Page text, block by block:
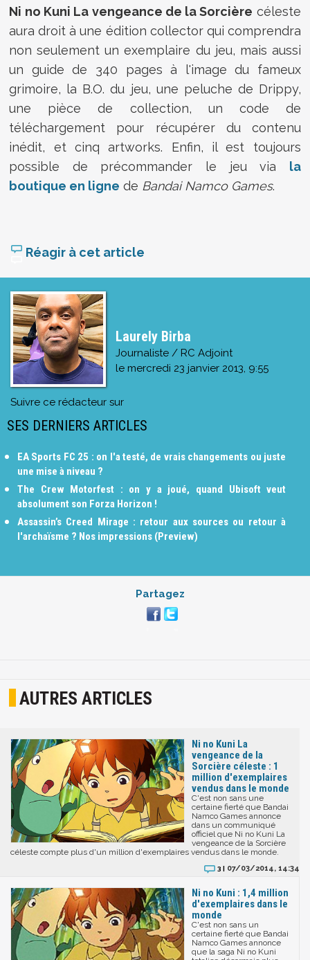
Ni no Kuni La vengeance de la Sorcière céleste
aura droit à une édition collector qui comprendra
non seulement un exemplaire du jeu, mais aussi
un guide de 340 pages à l'image du fameux
grimoire, la B.O. du jeu, une peluche de Drippy,
une pièce de collection, un code de
téléchargement pour récupérer du contenu
inédit, et cinq artworks. Enfin, il est toujours
possible de précommander le jeu via la
boutique en ligne de Bandai Namco Games.
Réagir à cet article
Laurely Birba
Journaliste / RC Adjoint
le mercredi 23 janvier 2013, 9:55
Suivre ce rédacteur sur
SES DERNIERS ARTICLES
EA Sports FC 25 : on l'a testé, de vrais changements ou juste
une mise à niveau ?
The Crew Motorfest : on y a joué, quand Ubisoft veut
absolument son Forza Horizon !
Assassin’s Creed Mirage : retour aux sources ou retour à
l'archaïsme ? Nos impressions (Preview)
Partagez
AUTRES ARTICLES
Ni no Kuni La
vengeance de la
Sorcière céleste : 1
million d'exemplaires
vendus dans le monde
C'est non sans une
certaine fierté que Bandai
Namco Games annonce
dans un communiqué
officiel que Ni no Kuni La
vengeance de la Sorcière
céleste compte plus d'un million d'exemplaires vendus dans le monde.
3 | 07/03/2014, 14:34
Ni no Kuni : 1,4 million
d'exemplaires dans le
monde
C'est non sans un
certaine fierté que Bandai
Namco Games annonce
que la saga Ni no Kuni